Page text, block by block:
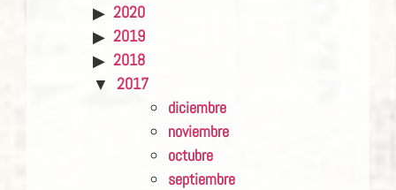
2020
2019
2018
2017
diciembre
noviembre
octubre
septiembre